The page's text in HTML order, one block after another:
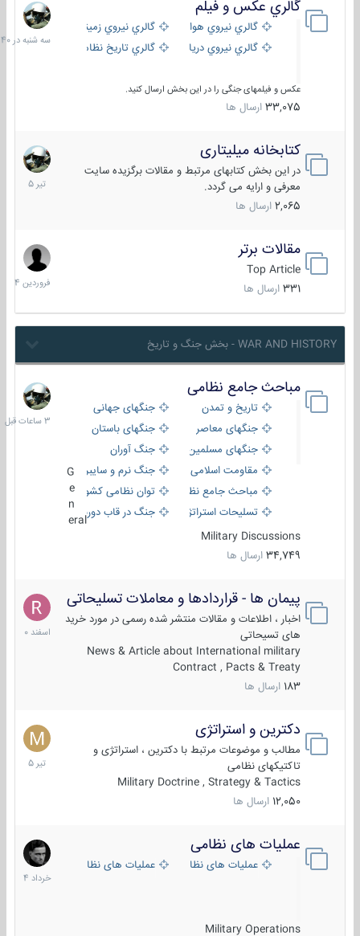
گالري عكس و فيلم
گالري نيروي هوايي
گالري نيروي زميني
گالري نيروي دريايي
گالري تاریخ نظامی
عکس و فیلمهای جنگی را در این بخش ارسال کنید.
33,075 ارسال ها
سه
شنبه
در
کتابخانه میلیتاری
در این بخش کتابهای مرتبط و مقالات برگزیده سایت
معرفی و ارایه می گردد.
2,065 ارسال ها
16
تیر
1405
مقالات برتر
Top Article
331 ارسال ها
29
فروردین
1404
WAR AND HISTORY - بخش جنگ و تاریخ
مباحث جامع نظامی
تاریخ و تمدن
جنگهای جهانی
جنگهای معاصر
جنگهای باستان
جنگهای مسلمین
جنگ آوران
مقاومت اسلامی
جنگ نرم و سایبری
مباحث جامع نظامی
توان نظامی کشورها
تسلیحات استراتژیک
جنگ در قاب دوربین
eral
Military Discussions
34,749 ارسال ها
3
ساعات
قبل
پیمان ها - قراردادها و معاملات تسلیحاتی
اخبار ، اطلاعات و مقالات منتشر شده رسمی در مورد خرید
های تسیحاتی
News & Article about International military
Contract , Pacts & Treaty
183 ارسال ها
7
اسفند
1400
دکترین و استراتژی
مطالب و موضوعات مرتبط با دکترین ، استراتژی و
تاکتیکهای نظامی
Military Doctrine , Strategy & Tactics
12,050 ارسال ها
27
تیر
1405
عملیات های نظامی
عملیات های نظامی ایرانعملیات های نظامی خارجی
Military Operations
5
خرداد
1404